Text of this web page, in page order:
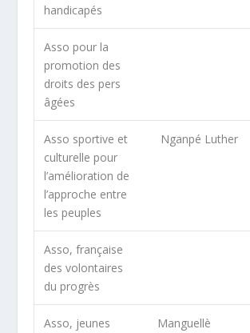
handicapés
Asso pour la
promotion des
droits des pers
âgées
Asso sportive et
culturelle pour
l’amélioration de
l’approche entre
les peuples
Nganpé Luther
Asso, française
des volontaires
du progrès
Asso, jeunes
Manguellè